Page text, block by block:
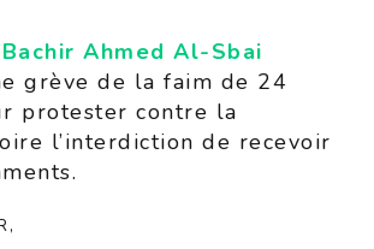
Ahmed Al-Sbai
grève de la faim de 24
protester contre la
l’interdiction de recevoir